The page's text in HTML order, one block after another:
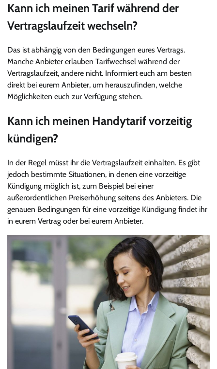
Kann ich meinen Tarif während der
Vertragslaufzeit wechseln?
Das ist abhängig von den Bedingungen eures Vertrags.
Manche Anbieter erlauben Tarifwechsel während der
Vertragslaufzeit, andere nicht. Informiert euch am besten
direkt bei eurem Anbieter, um herauszufinden, welche
Möglichkeiten euch zur Verfügung stehen.
Kann ich meinen Handytarif vorzeitig
kündigen?
In der Regel müsst ihr die Vertragslaufzeit einhalten. Es gibt
jedoch bestimmte Situationen, in denen eine vorzeitige
Kündigung möglich ist, zum Beispiel bei einer
außerordentlichen Preiserhöhung seitens des Anbieters. Die
genauen Bedingungen für eine vorzeitige Kündigung findet ihr
in eurem Vertrag oder bei eurem Anbieter.